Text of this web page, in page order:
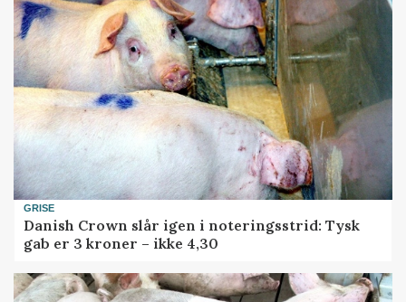
GRISE
Danish Crown slår igen i noteringsstrid: Tysk
gab er 3 kroner – ikke 4,30